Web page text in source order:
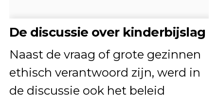
De discussie over kinderbijslag
Naast de vraag of grote gezinnen
ethisch verantwoord zijn, werd in
de discussie ook het beleid